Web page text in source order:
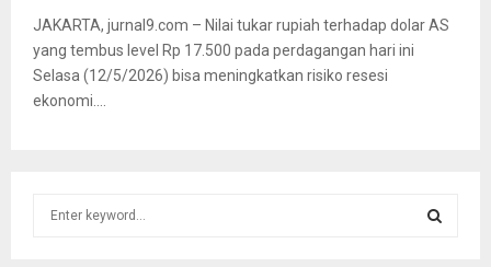
JAKARTA, jurnal9.com – Nilai tukar rupiah terhadap dolar AS
yang tembus level Rp 17.500 pada perdagangan hari ini
Selasa (12/5/2026) bisa meningkatkan risiko resesi
ekonomi....